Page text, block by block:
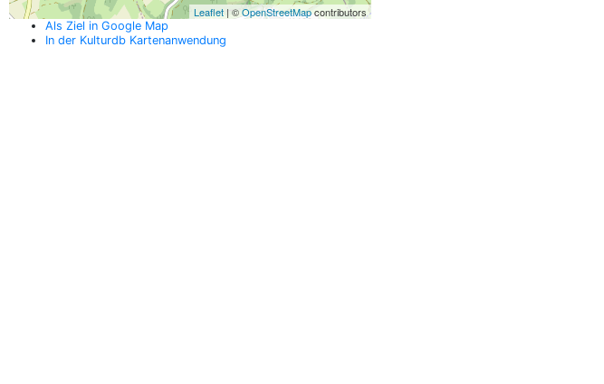
Leaflet | ©OpenStreetMapcontributors
Als Ziel in Google Map
In der Kulturdb Kartenanwendung